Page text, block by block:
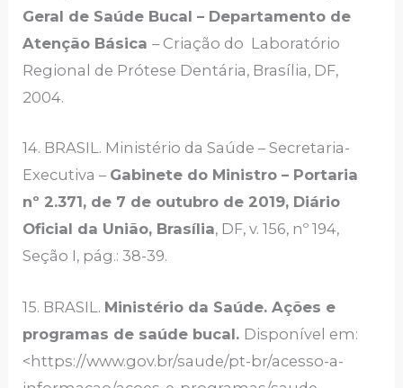
Geral de Saúde Bucal – Departamento de
Atenção Básica– Criação do Laboratório
Regional de Prótese Dentária, Brasília, DF,
2004.
14. BRASIL. Ministério da Saúde – Secretaria-
Executiva – Gabinete do Ministro – Portaria
nº 2.371, de 7 de outubro de 2019, Diário
Oficial da União, Brasília, DF, v. 156, nº 194,
Seção I, pág.: 38-39.
15. BRASIL. Ministério da Saúde. Ações e
programas de saúde bucal. Disponível em:
<https://www.gov.br/saude/pt-br/acesso-a-